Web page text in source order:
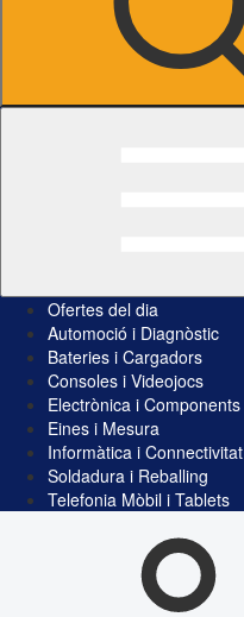
Ofertes del dia
Automoció i Diagnòstic
Bateries i Cargadors
Consoles i Videojocs
Electrònica i Components
Eines i Mesura
Informàtica i Connectivitat
Soldadura i Reballing
Telefonia Mòbil i Tablets